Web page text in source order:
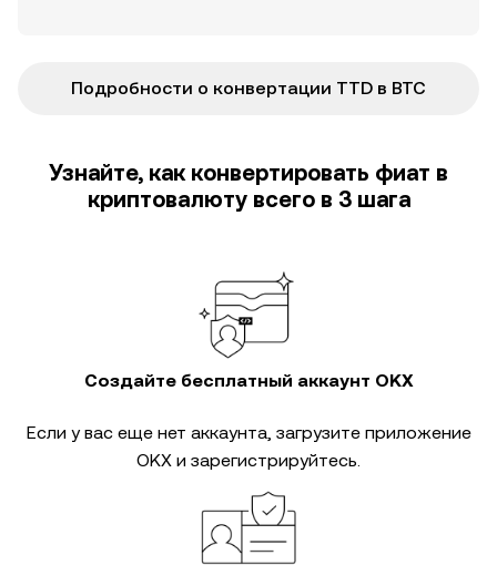
Подробности о конвертации TTD в BTC
Узнайте, как конвертировать фиат в
криптовалюту всего в 3 шага
Создайте бесплатный аккаунт OKX
Если у вас еще нет аккаунта, загрузите приложение
OKX и зарегистрируйтесь.